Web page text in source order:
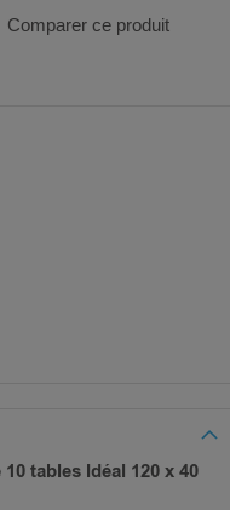
Comparer ce produit
tables Idéal 120 x 40